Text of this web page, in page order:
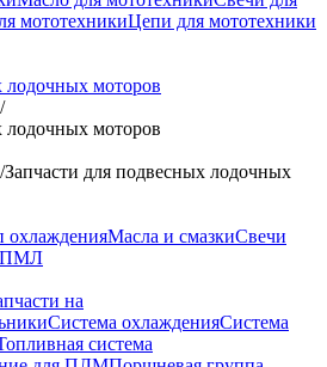
мототехникиЦепи для мототехники
лодочных моторов
/
лодочных моторов
/Запчасти для подвесных лодочных
охлажденияМасла и смазкиСвечи
ПМЛ
на
Система охлажденияСистема
система